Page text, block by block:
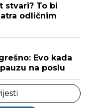
stvari? To bi
odličnim
Evo kada
na poslu